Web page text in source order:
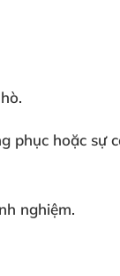
phục hoặc sự
nghiệm.